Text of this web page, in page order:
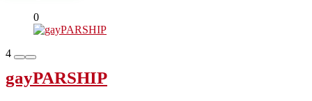
0
4
gayPARSHIP